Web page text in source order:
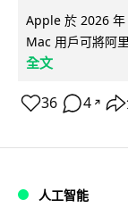
Apple 於 2026 年
Mac 用戶可將阿
全文
36 4 ↗
人工智能